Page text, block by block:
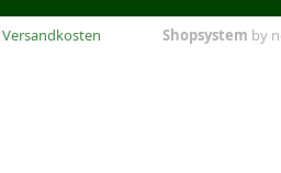
Versandkosten Shopsystem by